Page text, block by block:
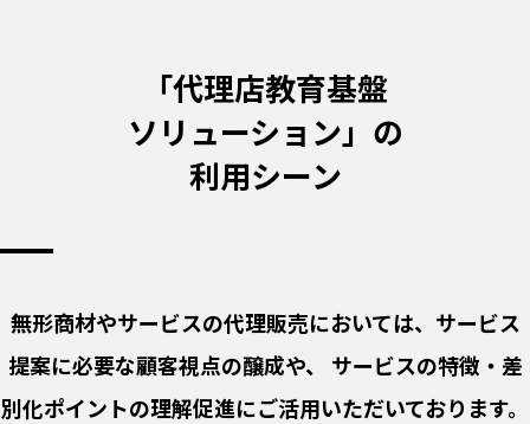
「代理店教育基盤
ソリューション」の
利用シーン
無形商材やサービスの代理販売においては、サービス
提案に必要な顧客視点の醸成や、 サービスの特徴・差
別化ポイントの理解促進にご活用いただいております。